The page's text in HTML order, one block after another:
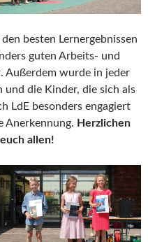
besten Lernergebnissen
guten Arbeits- und
Außerdem wurde in jeder
und die Kinder, die sich als
LdE besonders engagiert
Anerkennung. Herzlichen
allen!